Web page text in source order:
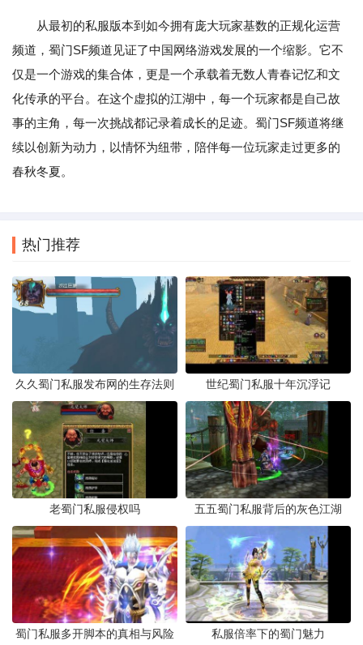
从最初的私服版本到如今拥有庞大玩家基数的正规化运营
频道，蜀门SF频道见证了中国网络游戏发展的一个缩影。它不
仅是一个游戏的集合体，更是一个承载着无数人青春记忆和文
化传承的平台。在这个虚拟的江湖中，每一个玩家都是自己故
事的主角，每一次挑战都记录着成长的足迹。蜀门SF频道将继
续以创新为动力，以情怀为纽带，陪伴每一位玩家走过更多的
春秋冬夏。
热门推荐
久久蜀门私服发布网的生存法则 世纪蜀门私服十年沉浮记
老蜀门私服侵权吗 五五蜀门私服背后的灰色江湖
蜀门私服多开脚本的真相与风险 私服倍率下的蜀门魅力